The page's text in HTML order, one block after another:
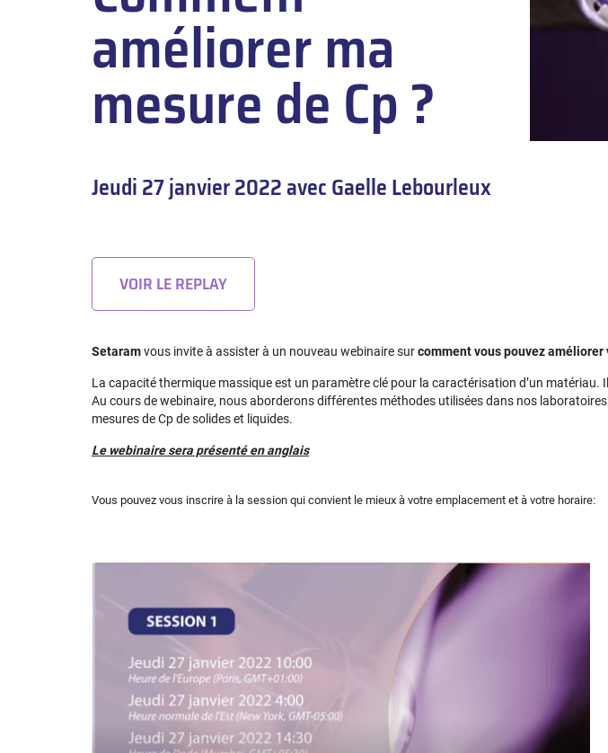
améliorer ma
mesure de Cp ?
Jeudi 27 janvier 2022 avec Gaelle Lebourleux
VOIR LE REPLAY
Setaramvous invite à assister à un nouveau webinaire surcomment vous pouvez améliorer
La capacité thermique massique est un paramètre clé pour la caractérisation d’un matériau.
Au cours de webinaire, nous aborderons différentes méthodes utilisées dans nos
mesures de Cp de solides et liquides.
Le webinaire sera présenté en anglais
Vous pouvez vous inscrire à la session qui convient le mieux à votre emplacement et à votre horaire: